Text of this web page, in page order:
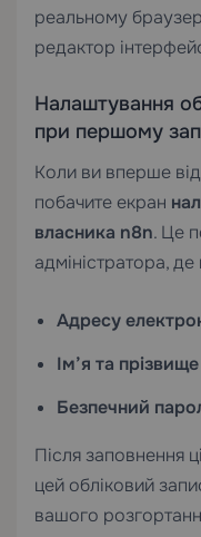
реальному
редактор
Налаштування
при першому
Коли ви вперше
побачите екран
власника n8n. Це
адміністратора,
Адресу
Ім’я та прізвище
Безпечний
Після заповнення
цей обліковий
вашого